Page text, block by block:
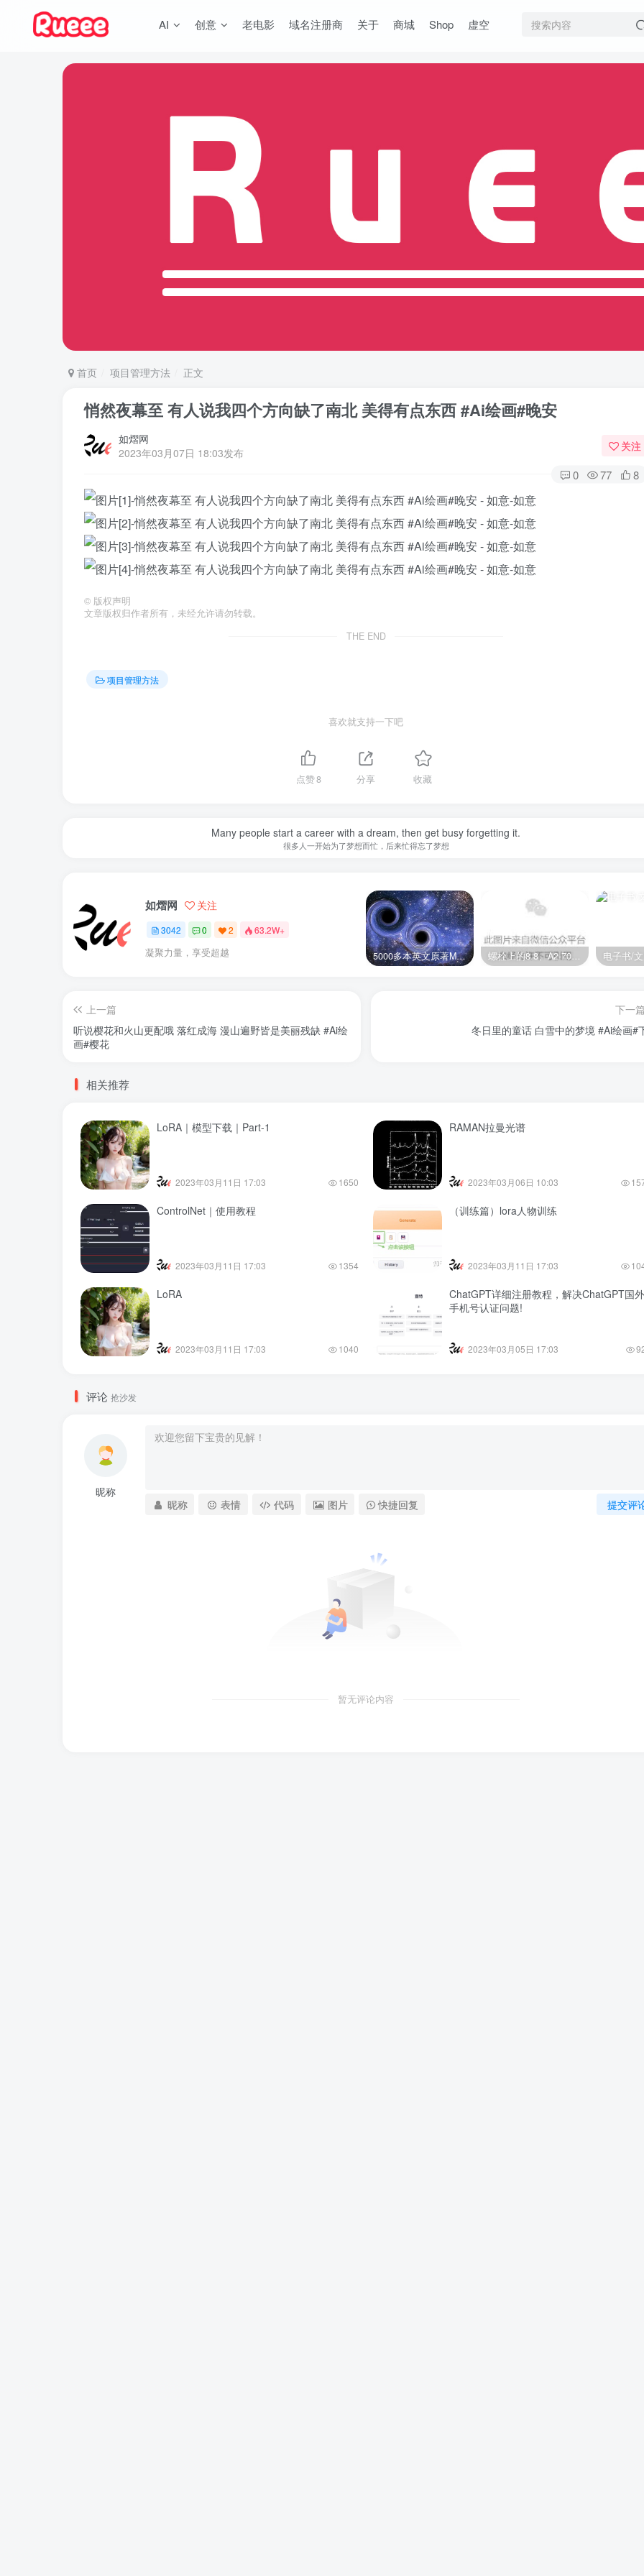
AI 创意 老电影 域名注册商 关于 商城 Shop 虚空
首页 项目管理方法 正文
悄然夜幕至 有人说我四个方向缺了南北 美得有点东西 #Ai绘画#晚安
如熠网
2023年03月07日 18:03发布
关注
0 77 8
© 版权声明
文章版权归作者所有，未经允许请勿转载。
THE END
项目管理方法
喜欢就支持一下吧
点赞8 分享 收藏
Many people start a career with a dream, then get busy forgetting it.
很多人一开始为了梦想而忙，后来忙得忘了梦想
如熠网 关注
3042 0 2 63.2W+
凝聚力量，享受超越 5000多本英文原著MOBI+AZW3格式电子书百度云网盘打包下载 电子书/
上一篇
听说樱花和火山更配哦 落红成海 漫山遍野皆是美丽残缺 #Ai绘
画#樱花
下一篇
冬日里的童话 白雪中的梦境
相关推荐
LoRA｜模型下载｜Part-1
2023年03月11日 17:03 1650
RAMAN拉曼光谱
2023年03月06日 10:03
ControlNet｜使用教程
2023年03月11日 17:03 1354
（训练篇）lora人物训练
2023年03月11日 17:03
LoRA
2023年03月11日 17:03 1040
ChatGPT详细注册教程，解决ChatGPT国外
手机号认证问题!
2023年03月05日 17:03
评论 抢沙发
昵称
提交评
昵称 表情 代码 图片 快捷回复
暂无评论内容